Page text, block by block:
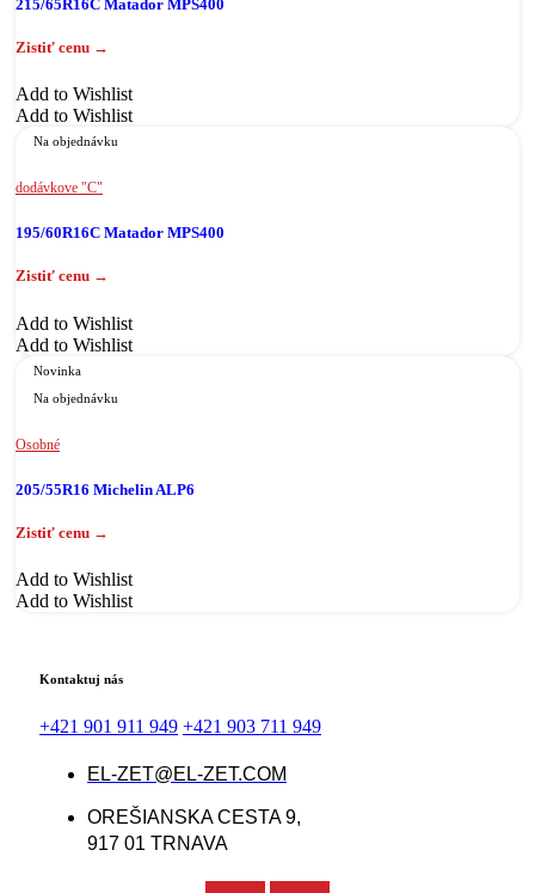
215/65R16C Matador MPS400
Add to Wishlist
Add to Wishlist
Na objednávku
dodávkove "C"
195/60R16C Matador MPS400
Add to Wishlist
Add to Wishlist
Novinka
Na objednávku
Osobné
205/55R16 Michelin ALP6
Add to Wishlist
Add to Wishlist
Kontaktuj nás
+421 901 911 949 +421 903 711 949
EL-ZET@EL-ZET.COM
OREŠIANSKA CESTA 9,
917 01 TRNAVA